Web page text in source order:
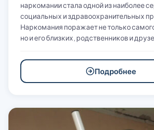
наркомании стала одной из наиболее
социальных и здравоохранительных
Наркомания поражает не только
но и его близких, родственников и
Подробнее